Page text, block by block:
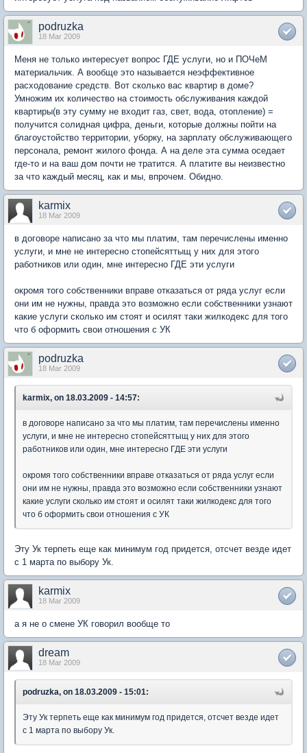
podruzka
18 Mar 2009
Меня не только интересует вопрос ГДЕ услуги, но и ПОЧеМ
материальчик. А вообще это называется неэффективное
расходование средств. Вот сколько вас квартир в доме?
Умножим их количество на стоимость обслуживания каждой
квартиры(в эту сумму не входит газ, свет, вода, отопление) =
получится солидная цифра, деньги, которые должны пойти на
благоустойство территории, уборку, на зарплату обслуживающего
персонала, ремонт жилого фонда. А на деле эта сумма оседает
где-то и на ваш дом почти не тратится. А платите вы неизвестно
за что каждый месяц, как и мы, впрочем. Обидно.
karmix
18 Mar 2009
в договоре написано за что мы платим, там перечислены именно
услуги, и мне не интересно стопейсяттыщ у них для этого
работников или один, мне интересно ГДЕ эти услуги
окромя того собственники вправе отказаться от ряда услуг если
они им не нужны, правда это возможно если собственники узнают
какие услуги сколько им стоят и осилят таки жилкодекс для того
что б оформить свои отношения с УК
podruzka
18 Mar 2009
karmix, on 18.03.2009 - 14:57:
в договоре написано за что мы платим, там перечислены именно
услуги, и мне не интересно стопейсяттыщ у них для этого
работников или один, мне интересно ГДЕ эти услуги
окромя того собственники вправе отказаться от ряда услуг если
они им не нужны, правда это возможно если собственники узнают
какие услуги сколько им стоят и осилят таки жилкодекс для того
что б оформить свои отношения с УК
Эту Ук терпеть еще как минимум год придется, отсчет везде идет
с 1 марта по выбору Ук.
karmix
18 Mar 2009
а я не о смене УК говорил вообще то
dream
18 Mar 2009
podruzka, on 18.03.2009 - 15:01:
Эту Ук терпеть еще как минимум год придется, отсчет везде идет
с 1 марта по выбору Ук.